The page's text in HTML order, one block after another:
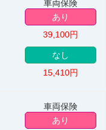
車両保険
あり
39,100円
なし
15,410円
車両保険
あり